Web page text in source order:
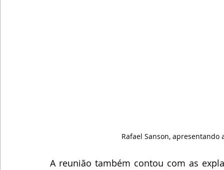
Rafael Sanson, apresentando
A reunião também contou com as